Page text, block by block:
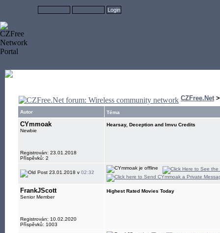
CZFree.Net
Autor Téma
CYmmoak
Newbie
Registrován: 23.01.2018
Příspěvků: 2
Hearsay, Deception and Imvu Credits
23.01.2018 v 02:32
FrankJScott
Senior Member
Registrován: 10.02.2020
Příspěvků: 1003
Highest Rated Movies Today